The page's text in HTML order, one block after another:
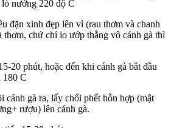
nướng 220 độ C
đặn xinh đẹp lên vỉ (rau thơm và chanh
thơm, chứ chỉ lo ướp thằng vô cánh gà thì
20 phút, hoặc đến khi cánh gà bắt đầu
180 C
gà ra, lấy chổi phết hỗn hợp (mật
rượu) lên cánh gà.